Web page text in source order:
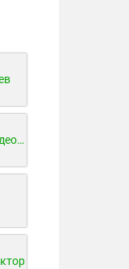
Periscope — транслируйте видео в реальном времени!